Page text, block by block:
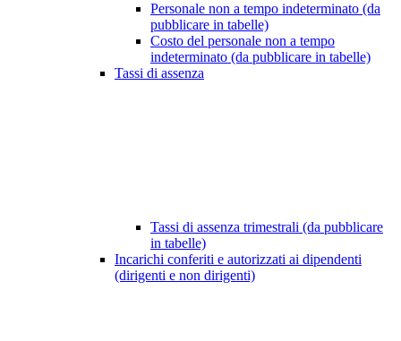
Personale non a tempo indeterminato (da
pubblicare in tabelle)
Costo del personale non a tempo
indeterminato (da pubblicare in tabelle)
Tassi di assenza
Tassi di assenza trimestrali (da pubblicare
in tabelle)
Incarichi conferiti e autorizzati ai dipendenti
(dirigenti e non dirigenti)